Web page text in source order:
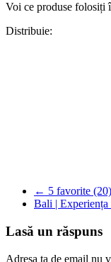
Voi ce produse folosiți
Distribuie:
Partajează
← 5 favorite (20)
Bali | Experiența
Lasă un răspuns
Adresa ta de email nu